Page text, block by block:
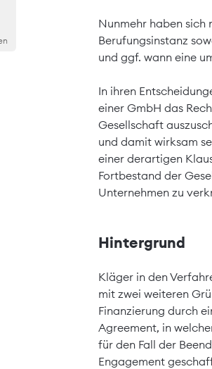
Nunmehr haben
Berufungsinstanz
und ggf. wann eine
In ihren
einer GmbH das
Gesellschaft
und damit wirksam
einer derartigen
Fortbestand der
Unternehmen zu
Hintergrund
Kläger in den
mit zwei weiteren
Finanzierung durch
Agreement, in
für den Fall der
Engagement